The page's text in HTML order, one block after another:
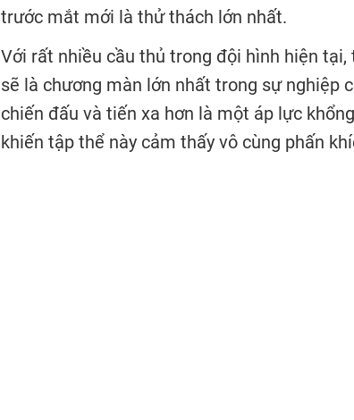
trước mắt mới là thử thách lớn nhất.
Với rất nhiều cầu thủ trong đội hình hiện
sẽ là chương màn lớn nhất trong sự nghiệp
chiến đấu và tiến xa hơn là một áp lực
khiến tập thể này cảm thấy vô cùng phấn